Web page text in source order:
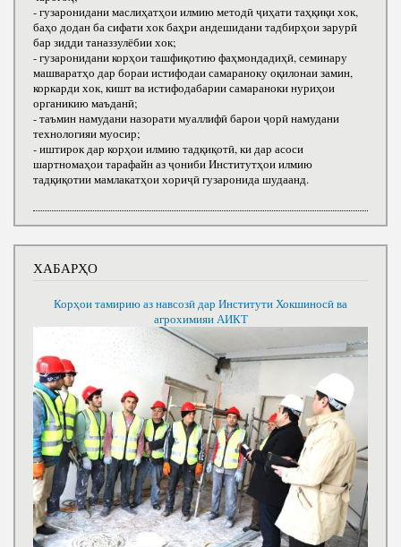
- гузаронидани маслиҳатҳои илмию методӣ ҷиҳати таҳқиқи хок,
баҳо додан ба сифати хок баҳри андешидани тадбирҳои зарурӣ
бар зидди таназзулёбии хок;
- гузаронидани корҳои ташфиқотию фаҳмондадиҳӣ, семинару
машваратҳо дар бораи истифодаи самараноку оқилонаи замин,
коркарди хок, кишт ва истифодабарии самараноки нуриҳои
органикию маъданӣ;
- таъмин намудани назорати муаллифӣ барои ҷорӣ намудани
технологияи муосир;
- иштирок дар корҳои илмию тадқиқотӣ, ки дар асоси
шартномаҳои тарафайн аз ҷониби Институтҳои илмию
тадқиқотии мамлакатҳои хориҷӣ гузаронида шудаанд.
ХАБАРҲО
Корҳои тамирию аз навсозӣ дар Институти Хокшиносӣ ва
агрохимияи АИКТ